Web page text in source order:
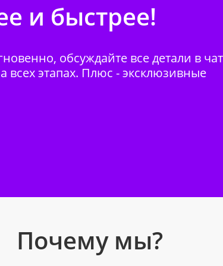
и быстрее!
обсуждайте все детали в
всех этапах. Плюс - эксклюзивные
Почему мы?